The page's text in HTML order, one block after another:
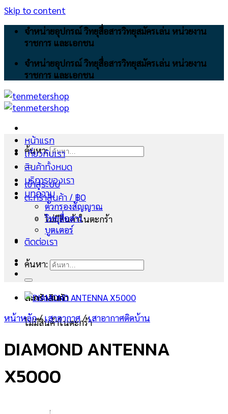
Skip to content
จำหน่ายอุปกรณ์ วิทยุสื่อสารวิทยุสมัครเล่น หน่วยงาน
ราชการ และเอกชน
จำหน่ายอุปกรณ์ วิทยุสื่อสารวิทยุสมัครเล่น หน่วยงาน
ราชการ และเอกชน
ค้นหา:
เข้าสู่ระบบ
ตะกร้าสินค้า /฿0
ไม่มีสินค้าในตะกร้า
ตะกร้าสินค้า
ไม่มีสินค้าในตะกร้า
หน้าแรก
เกี่ยวกับเรา
สินค้าทั้งหมด
บริการของเรา
บทความ
ตัวกรองสัญญาณ
วิทยุสื่อสาร
บูตเตอร์
ติดต่อเรา
ค้นหา:
หน้าหลัก/ เสาอากาศ/เสาอากาศติดบ้าน
DIAMOND ANTENNA
X5000